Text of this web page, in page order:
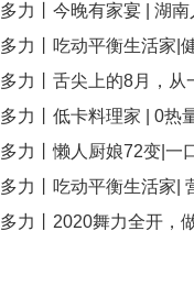
多力丨今晚有家宴 | 湖
多力丨吃动平衡生活家|
多力丨舌尖上的8月，
多力丨低卡料理家 | 0热
多力丨懒人厨娘72变|一
多力丨吃动平衡生活家|
多力丨2020舞力全开，